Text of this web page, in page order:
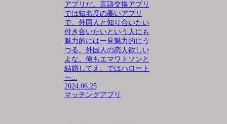
アプリだ。言語交換アプリ
では知名度の高いアプリ
で、外国人と知り合いたい
付き合いたいという人にも
魅力的には一見魅力的にう
つる。外国人の恋人欲しい
よな。俺もエマワトソンと
結婚してえ。ではハロート
ー...
2024.06.25
マッチングアプリ